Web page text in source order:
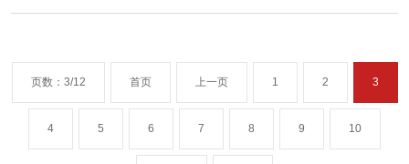
页数：3/12 首页 上一页 1 2 3
4 5 6 7 8 9 10